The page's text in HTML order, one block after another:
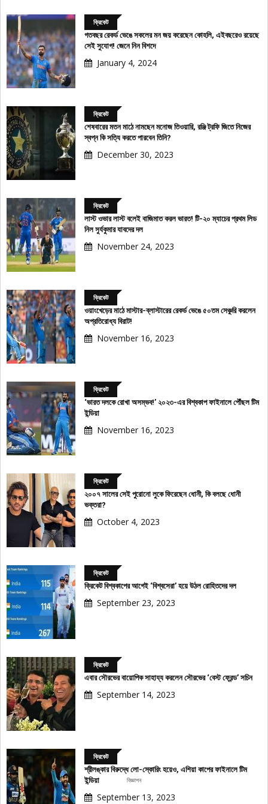
ক্রিকেট
গতবছর রেকর্ড ভেঙে সকলের মন জয় করেছেন কোহলি, এইবছরেও রয়েছে
সেই সুযোগ! জেনে নিন বিশদে
January 4, 2024
ক্রিকেট
শেষবারের মতন মাঠে নামছেন মনোজ তিওয়ারি, রঞ্জি ট্রফি জিতে নিজের
স্বপ্ন কি সত্যি করতে পারবেন তিনি?
December 30, 2023
ক্রিকেট
লাস্ট ওভার লাস্ট বলেই বাজিমাত করল ভারত! টি-২০ ম্যাচের প্রথম লিড
নিল সুর্যকুমার যাবদের দল
November 24, 2023
ক্রিকেট
ওয়াংখেড়ের মাঠে মাস্টার-ব্লাস্টারের রেকর্ড ভেঙে ৫০তম সেঞ্চুরি করলেন
অপ্রতিরোধ্য বিরাট!
November 16, 2023
ক্রিকেট
‘ভারত দলকে রোখা অসম্ভব!’ ২০২৩-এর বিশ্বকাপ ফাইনালে পৌঁছল টিম
ইন্ডিয়া
November 16, 2023
ক্রিকেট
২০০৭ সালের সেই পুরোনো লুকে ফিরেছেন ধোনী, কি বলছে ধোনী
ভক্তরা?
October 4, 2023
ক্রিকেট
ক্রিকেট বিশ্বকাপের আগেই ‘বিশ্বসেরা’ হয়ে উঠল রোহিতদের দল
September 23, 2023
ক্রিকেট
এবার সৌরভের বায়োপিক সাহায্য করলেন সৌরভের ‘বেস্ট ফ্রেন্ড’ সচিন
September 14, 2023
ক্রিকেট
শ্রীলঙ্কার বিরুদ্ধে লো-স্কোরিং হয়েও, এশিয়া কাপের ফাইনালে টিম
ইন্ডিয়া
September 13, 2023
বিজ্ঞাপন